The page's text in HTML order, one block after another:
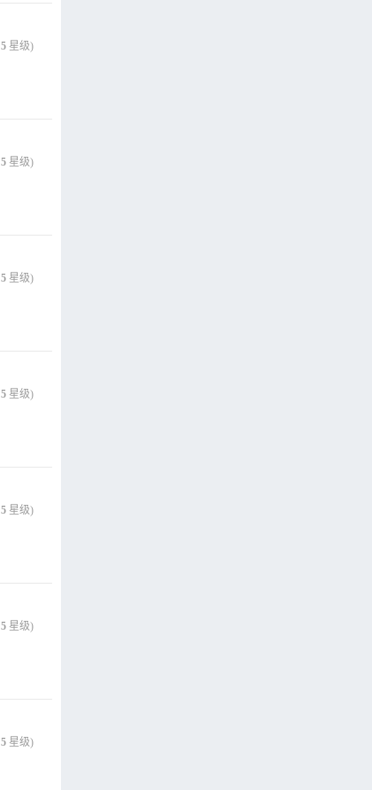
5 星级)
5 星级)
5 星级)
5 星级)
5 星级)
5 星级)
5 星级)